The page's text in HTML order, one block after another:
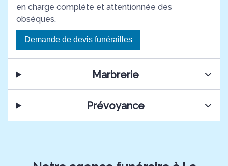
en charge complète et attentionnée des
obsèques.
Demande de devis funérailles
Marbrerie
Prévoyance